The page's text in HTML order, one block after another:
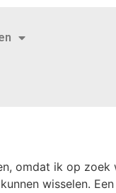
omdat ik op
wisselen.